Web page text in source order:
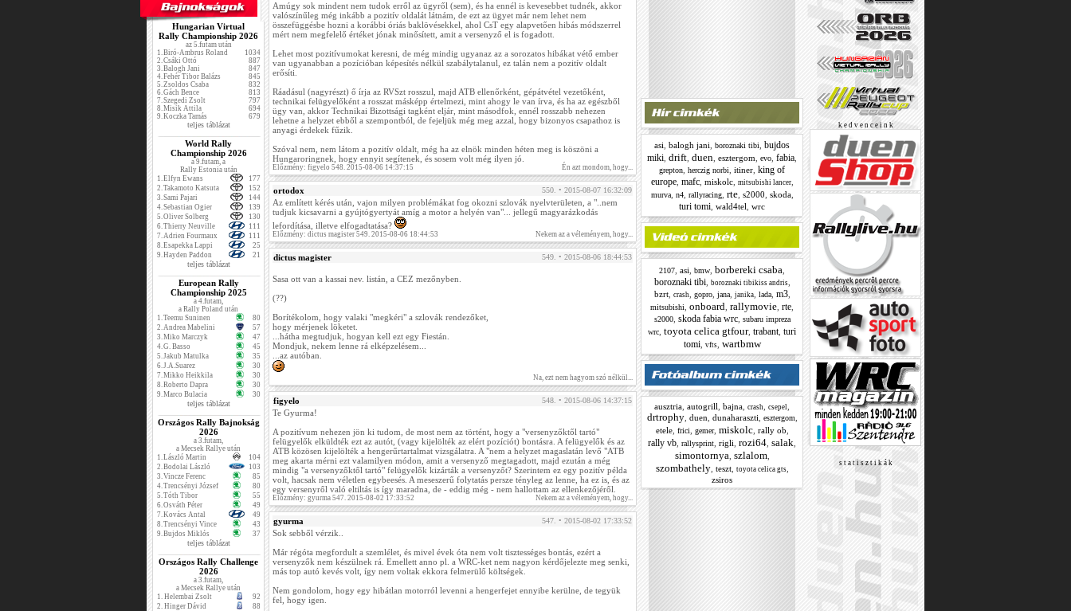
Hungarian Virtual
Rally Championship 2026
az 5.futam után
1.Biró-Ambrus Roland
1034
2.Csáki Ottó
887
3.Balogh Jani
847
4.Fehér Tibor Balázs
845
5.Zsoldos Csaba
832
6.Gách Bence
813
7.Szegedi Zsolt
797
8.Misik Attila
694
9.Koczka Tamás 679
teljes táblázat
World Rally
Championship 2026
a 9.futam, a
Rally Estonia után
1.Elfyn Ewans
177
2.Takamoto Katsuta
152
3.Sami Pajari
144
4.Sebastian Ogier
139
5.Oliver Solberg
130
6.Thierry Neuville
111
7.Adrien Fourmaux
111
8.Esapekka Lappi
25
9.Hayden Paddon 21
teljes táblázat
European Rally
Championship 2025
a 4.futam,
a Rally Poland után
1.Teemu Suninen
80
2.Andrea Mabelini
57
3.Miko Marczyk
47
4.G. Basso
45
5.Jakub Matulka
35
6.J.A.Suarez
30
7.Mikko Heikkila
30
8.Roberto Dapra
30
9.Marco Bulacia 30
teljes táblázat
Országos Rally Bajnokság
2026
a 3.futam,
a Mecsek Rallye után
1.László Martin
104
2.Bodolai László
103
3.Vincze Ferenc
85
4.Trencsényi József
80
5.Tóth Tibor
55
6.Osváth Péter
49
7.Kovács Antal
49
8.Trencsényi Vince
43
9.Bujdos Miklós 37
teljes táblázat
Országos Rally Challenge
2026
a 3.futam,
a Mecsek Rallye után
1. Helembai Zsolt
92
2. Hinger Dávid
88
Amúgy sok mindent nem tudok erről az ügyről (sem), és ha ennél is kevesebbet tudnék, akkor
valószínűleg még inkább a pozitív oldalát látnám, de ezt az ügyet már nem lehet nem
összefüggésbe hozni a korábbi óriás baklövésekkel, ahol CsT egy alapvetően hibás módszerrel
mért nem megfelelő értéket jónak minősített, amit a versenyző el is fogadott.
Lehet most pozitívumokat keresni, de még mindig ugyanaz az a sorozatos hibákat vétő ember
van ugyanabban a pozícióban képesítés nélkül szabálytalanul, ez talán nem a pozitív oldalt
erősíti.
Ráadásul (nagyrészt) ő írja az RVSzt rosszul, majd ATB ellenőrként, gépátvétel vezetőként,
technikai felügyelőként a rosszat másképp értelmezi, mint ahogy le van írva, és ha az egészből
ügy van, akkor Technikai Bizottsági tagként eljár, mint másodfok, ennél rosszabb nehezen
lehetne a helyzet ebből a szempontból, de fejeljük még meg azzal, hogy bizonyos csapathoz is
anyagi érdekek fűzik.
Szóval nem, nem látom a pozitív oldalt, még ha az elnök minden héten meg is köszöni a
Hungaroringnek, hogy ennyit segítenek, és sosem volt még ilyen jó.
Előzmény: figyelo 548. 2015-08-06 14:37:15 Én azt mondom, hogy...
ortodox 550. • 2015-08-07 16:32:09
Az említett kérés után, vajon milyen problémákat fog okozni szlovák nyelvterületen, a "..nem
tudjuk kicsavarni a gyújtógyertyát amíg a motor a helyén van"... jellegű magyarázkodás
lefordítása, illetve elfogadtatása?
Előzmény: dictus magister 549. 2015-08-06 18:44:53 Nekem az a véleményem, hogy...
dictus magister 549. • 2015-08-06 18:44:53
Sasa ott van a kassai nev. listán, a CEZ mezőnyben.
(??)
Borítékolom, hogy valaki "megkéri" a szlovák rendezőket,
hogy mérjenek löketet.
...hátha megtudjuk, hogyan kell ezt egy Fiestán.
Mondjuk, nekem lenne rá elképzelésem...
...az autóban.
Na, ezt nem hagyom szó nélkül...
figyelo 548. • 2015-08-06 14:37:15
Te Gyurma!
A pozitívum nehezen jön ki tudom, de most nem az történt, hogy a "versenyzőktől tartó"
felügyelők elküldték ezt az autót, (vagy kijelölték az elért pozíciót) bontásra. A felügyelők és az
ATB közösen kijelölték a hengerűrtartalmat vizsgálatra. A "nem a helyzet magaslatán levő "ATB
meg akarta mérni ezt valamilyen módon, amit a versenyző megtagadott, majd ezután a még
mindig "a versenyzőktől tartó" felügyelők kizárták a versenyzőt? Szerintem ez egy pozitív példa
volt, hacsak nem véletlen egybeesés. A meseszerű folytatás persze tényleg az lenne, ha ez is, és az
egy versenyről való eltiltás is így maradna, de - eddig még - nem hallottam az ellenkezőjéről.
Előzmény: gyurma 547. 2015-08-02 17:33:52 Nekem az a véleményem, hogy...
gyurma 547. • 2015-08-02 17:33:52
Sok sebből vérzik..
Már régóta megfordult a szemlélet, és mivel évek óta nem volt tisztességes bontás, ezért a
versenyzők nem készülnek rá. Emellett anno pl. a WRC-ket nem nagyon kérdőjelezte meg senki,
más top autó kevés volt, így nem voltak ekkora felmerülő költségek.
Nem gondolom, hogy egy hibátlan motorról levenni a hengerfejet ennyibe kerülne, de tegyük
fel, hogy igen.
asi balogh jani boroznaki tibi
bujdos
miki drift duen esztergom evo fabia
grepton herczig norbi itiner king of
europe, mafc, miskolc, mitsubishi lancer,
murva, n4, rallyracing, rte, s2000 skoda,
turi tomi wald4tel wrc
2107 asi bmw borbereki csaba
boroznaki tibi, boroznaki tibikiss andris,
bzrt, crash gopro, jana, janika, lada, m3,
mitsubishi onboard rallymovie rte
s2000, skoda fabia wrc, subaru impreza
wrc toyota celica gtfour, trabant turi
tomi, vfts, wartbmw
ausztria autogrill bajna crash csepel
drtrophy, duen dunaharaszti esztergom
etele, frici gemer, miskolc, rally ob
rally vb rallysprint rigli rozi64 salak
simontornya szlalom,
szombathely, teszt, toyota celica gts,
zsiros
k e d v e n c e i n k
s t a t i s z t i k á k